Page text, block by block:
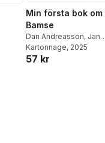
Min första bok om
Bamse
Dan Andreasson, Jan
Magnusson
Kartonnage, 2025
57 kr